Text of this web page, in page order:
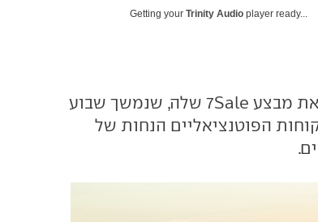
Getting yourTrinity Audio player ready...
בכל שנה שברולט משיקה את מבצע 7Sale שלה, שנמשך שבוע
הפוטנציאליים הנחות של